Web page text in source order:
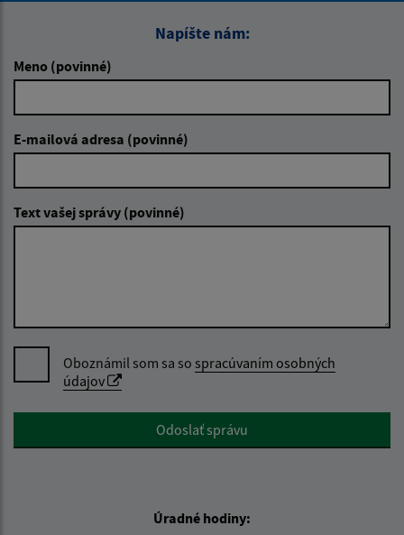
Napíšte nám:
Meno (povinné)
E-mailová adresa (povinné)
Text vašej správy (povinné)
Oboznámil som sa so spracúvaním osobných
údajov
Google reCaptcha ResponseOdoslať správu
Úradné hodiny: